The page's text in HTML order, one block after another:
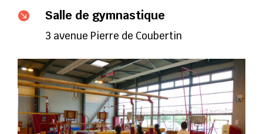
 Salle de gymnastique
3 avenue Pierre de Coubertin